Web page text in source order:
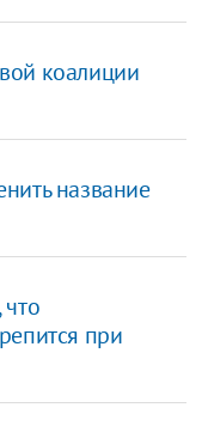
коалиции
название
при